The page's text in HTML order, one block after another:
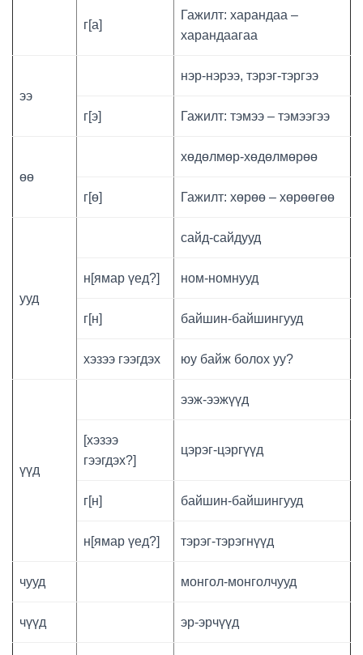
г[а]
Гажилт: харандаа –
харандаагаа
ээ
нэр-нэрээ, тэрэг-тэргээ
г[э] Гажилт: тэмээ – тэмээгээ
өө
хөдөлмөр-хөдөлмөрөө
г[ө] Гажилт: хөрөө – хөрөөгөө
ууд
сайд-сайдууд
н[ямар үед?] ном-номнууд
г[н] байшин-байшингууд
хэзээ гээгдэх юу байж болох уу?
үүд
ээж-ээжүүд
[хэзээ
гээгдэх?]
цэрэг-цэргүүд
г[н] байшин-байшингууд
н[ямар үед?] тэрэг-тэрэгнүүд
чууд монгол-монголчууд
чүүд эр-эрчүүд